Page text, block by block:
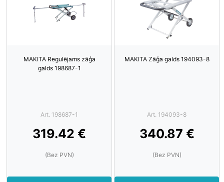
MAKITA Regulējams zāģa
galds 198687-1
Art. 198687-1
319.42 €
(Bez PVN)
MAKITA Zāģa galds 194093-8
Art. 194093-8
340.87 €
(Bez PVN)